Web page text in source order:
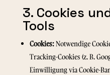
3. Cookies
Tools
Cookies:Notwendige
Tracking-Cookies (z. B.
Einwilligung via Cookie-